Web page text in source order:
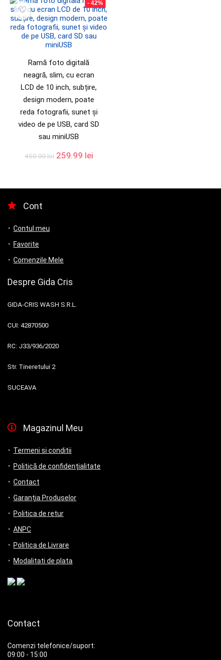
- 42%
Ramă foto digitală
neagră, slim, cu ecran
LCD de 10 inch, subțire,
design modern, poate
reda fotografii, sunet și
video de pe USB, card SD
sau miniUSB
450.00lei 259.99 lei
Cont
Contul meu
Favorite
Comenzile Mele
Despre Gida Cris
GIDA-CRIS WASH S.R.L.
CUI: 42870500
RC: J33/936/2020
Str. Tineretului 2
SUCEAVA
Magazinul Meu
Termeni si conditii
Politică de confidențialitate
Contact
Garanția Produselor
Politica de retur
ANPC
Politica de Livrare
Modalitati de plata
Contact
Comenzi telefonice/suport:
09:00 - 15:00